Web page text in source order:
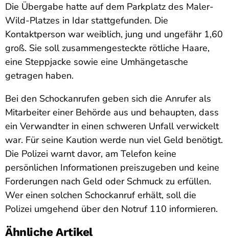
Die Übergabe hatte auf dem Parkplatz des Maler-
Wild-Platzes in Idar stattgefunden. Die
Kontaktperson war weiblich, jung und ungefähr 1,60
groß. Sie soll zusammengesteckte rötliche Haare,
eine Steppjacke sowie eine Umhängetasche
getragen haben.
Bei den Schockanrufen geben sich die Anrufer als
Mitarbeiter einer Behörde aus und behaupten, dass
ein Verwandter in einen schweren Unfall verwickelt
war. Für seine Kaution werde nun viel Geld benötigt.
Die Polizei warnt davor, am Telefon keine
persönlichen Informationen preiszugeben und keine
Forderungen nach Geld oder Schmuck zu erfüllen.
Wer einen solchen Schockanruf erhält, soll die
Polizei umgehend über den Notruf 110 informieren.
Ähnliche Artikel